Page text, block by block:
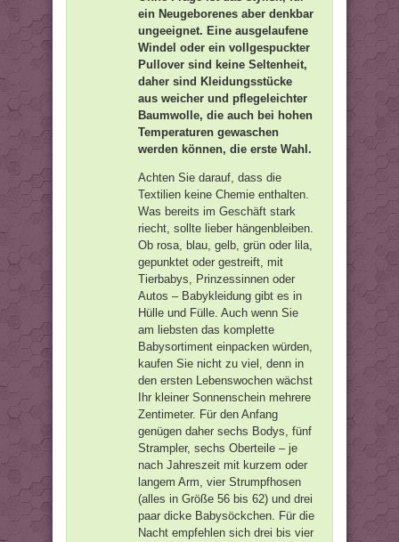
ein Neugeborenes aber denkbar
ungeeignet. Eine ausgelaufene
Windel oder ein vollgespuckter
Pullover sind keine Seltenheit,
daher sind Kleidungsstücke
aus weicher und pflegeleichter
Baumwolle, die auch bei hohen
Temperaturen gewaschen
werden können, die erste Wahl.
Achten Sie darauf, dass die
Textilien keine Chemie enthalten.
Was bereits im Geschäft stark
riecht, sollte lieber hängenbleiben.
Ob rosa, blau, gelb, grün oder lila,
gepunktet oder gestreift, mit
Tierbabys, Prinzessinnen oder
Autos – Babykleidung gibt es in
Hülle und Fülle. Auch wenn Sie
am liebsten das komplette
Babysortiment einpacken würden,
kaufen Sie nicht zu viel, denn in
den ersten Lebenswochen wächst
Ihr kleiner Sonnenschein mehrere
Zentimeter. Für den Anfang
genügen daher sechs Bodys, fünf
Strampler, sechs Oberteile – je
nach Jahreszeit mit kurzem oder
langem Arm, vier Strumpfhosen
(alles in Größe 56 bis 62) und drei
paar dicke Babysöckchen. Für die
Nacht empfehlen sich drei bis vier